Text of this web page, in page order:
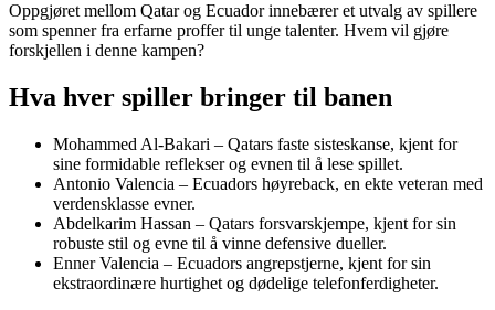
Oppgjøret mellom Qatar og Ecuador innebærer et utvalg av spillere
som spenner fra erfarne proffer til unge talenter. Hvem vil gjøre
forskjellen i denne kampen?
Hva hver spiller bringer til banen
Mohammed Al-Bakari – Qatars faste sisteskanse, kjent for
sine formidable reflekser og evnen til å lese spillet.
Antonio Valencia – Ecuadors høyreback, en ekte veteran med
verdensklasse evner.
Abdelkarim Hassan – Qatars forsvarskjempe, kjent for sin
robuste stil og evne til å vinne defensive dueller.
Enner Valencia – Ecuadors angrepstjerne, kjent for sin
ekstraordinære hurtighet og dødelige telefonferdigheter.